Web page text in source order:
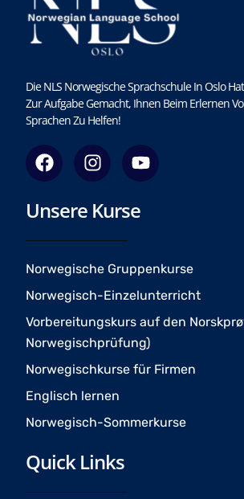
Die NLS Norwegische Sprachschule In Oslo
Zur Aufgabe Gemacht, Ihnen Beim Erlernen
Sprachen Zu Helfen!
F
a
c
e
o
o
I
n
s
t
g
r
a
m
Y
o
u
t
e
Unsere Kurse
Norwegische Gruppenkurse
Norwegisch-Einzelunterricht
Vorbereitungskurs auf den
Norwegischprüfung)
Norwegischkurse für Firmen
Englisch lernen
Norwegisch-Sommerkurse
Quick Links